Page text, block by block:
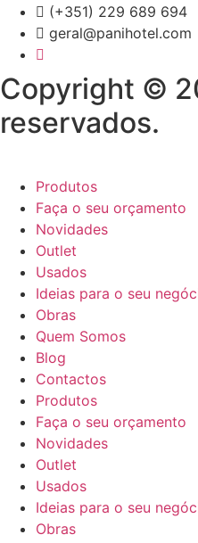
(+351) 229 689 694
geral@panihotel.com
Copyright ©
reservados.
Produtos
Faça o seu orçamento
Novidades
Outlet
Usados
Ideias para o seu
Obras
Quem Somos
Blog
Contactos
Produtos
Faça o seu orçamento
Novidades
Outlet
Usados
Ideias para o seu
Obras